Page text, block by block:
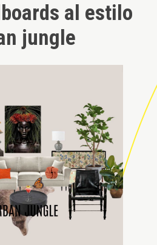
al estilo
jungle